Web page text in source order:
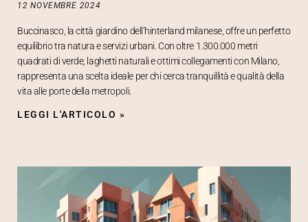
12 NOVEMBRE 2024
Buccinasco, la città giardino dell’hinterland milanese, offre un perfetto
equilibrio tra natura e servizi urbani. Con oltre 1.300.000 metri
quadrati di verde, laghetti naturali e ottimi collegamenti con Milano,
rappresenta una scelta ideale per chi cerca tranquillità e qualità della
vita alle porte della metropoli.
LEGGI L'ARTICOLO »